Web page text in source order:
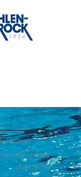
Herren
Männer
Ludwigsburg
chancenlos